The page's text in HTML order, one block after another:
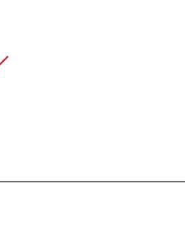
TREK